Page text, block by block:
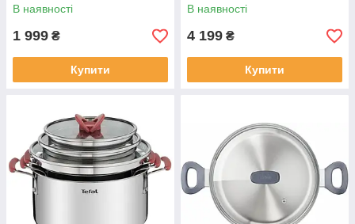
В наявності
1 999 ₴
Купити
В наявності
4 199 ₴
Купити